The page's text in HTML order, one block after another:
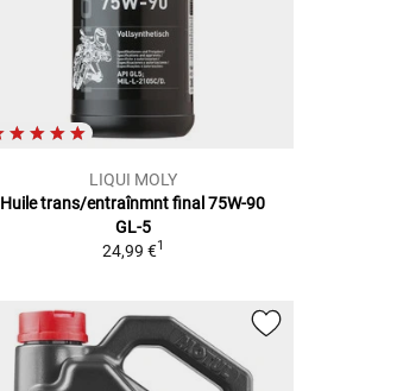
LIQUI MOLY
Huile trans/entraînmnt final 75W-90
GL-5
24,99 €1